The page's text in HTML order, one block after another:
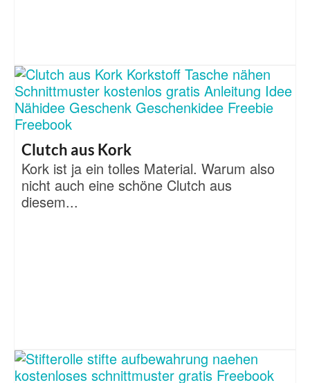
Clutch aus Kork
Kork ist ja ein tolles Material. Warum also
nicht auch eine schöne Clutch aus
diesem...